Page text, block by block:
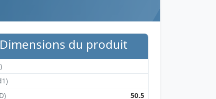
Dimensions du produit
50.5